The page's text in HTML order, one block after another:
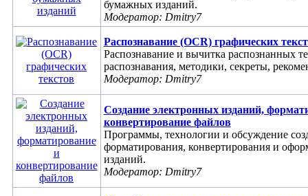
бумажных изданий.
Модератор: Dmitry7
Распознавание (OCR) графических
Распознавание и вычитка распознанных
распознавания, методики, секреты,
Модератор: Dmitry7
Создание электронных изданий,
конвертирование файлов
Программы, технологии и обсуждение
форматирования, конвертирования и
изданий.
Модератор: Dmitry7